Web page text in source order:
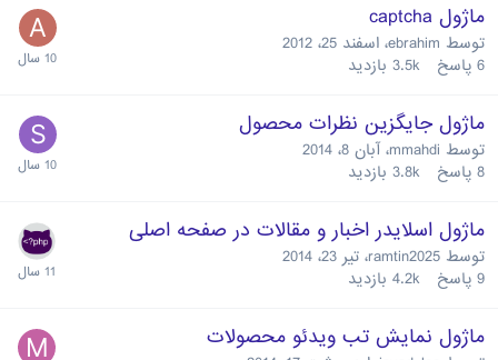
ماژول captcha
توسط ebrahim، اسفند 25، 2012
6 پاسخ 3.5k بازدید
ماژول جایگزین نظرات محصول
توسط mmahdi،آبان 8، 2014
8 پاسخ 3.8k بازدید
ماژول اسلایدر اخبار و مقالات در صفحه اصلی
توسط ramtin2025، تیر 23، 2014
9 پاسخ 4.2k بازدید
ماژول نمایش تب ویدئو محصولات